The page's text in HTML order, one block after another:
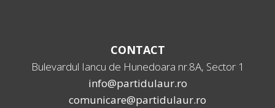
CONTACT
Bulevardul Iancu de Hunedoara nr.8A, Sector 1
info@partidulaur.ro
comunicare@partidulaur.ro